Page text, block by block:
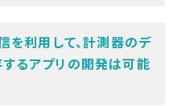
を利用して、計測器のデ
るアプリの開発は可能